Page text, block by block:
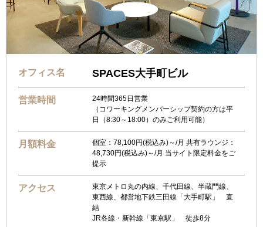
オフィス名 SPACES大手町ビル
営業時間
24時間365日営業
（コワーキングメンバーシップ契約の方は平
日（8:30～18:00）のみご利用可能）
月額料金
個室：78,100円(税込み)～/月 共有ラウンジ：
48,730円(税込み)～/月 当サイト限定料金をご
提示
アクセス
東京メトロ丸の内線、千代田線、半蔵門線、
東西線、都営地下鉄三田線「大手町駅」 直
結
JR各線・新幹線「東京駅」 徒歩8分